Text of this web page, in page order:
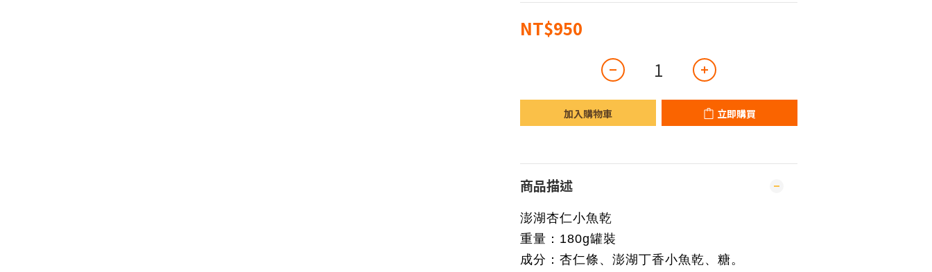
NT$950
加入購物車 立即購買
商品描述
澎湖杏仁小魚乾
重量：180g罐裝
成分：杏仁條、 澎湖丁香小魚乾、糖。